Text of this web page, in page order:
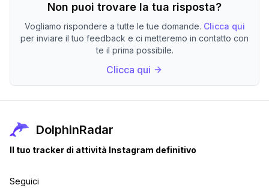
Non puoi trovare la tua risposta?
Vogliamo rispondere a tutte le tue domande. Clicca qui
per inviare il tuo feedback e ci metteremo in contatto con
te il prima possibile.
Clicca qui
DolphinRadar
Il tuo tracker di attività Instagram definitivo
Seguici